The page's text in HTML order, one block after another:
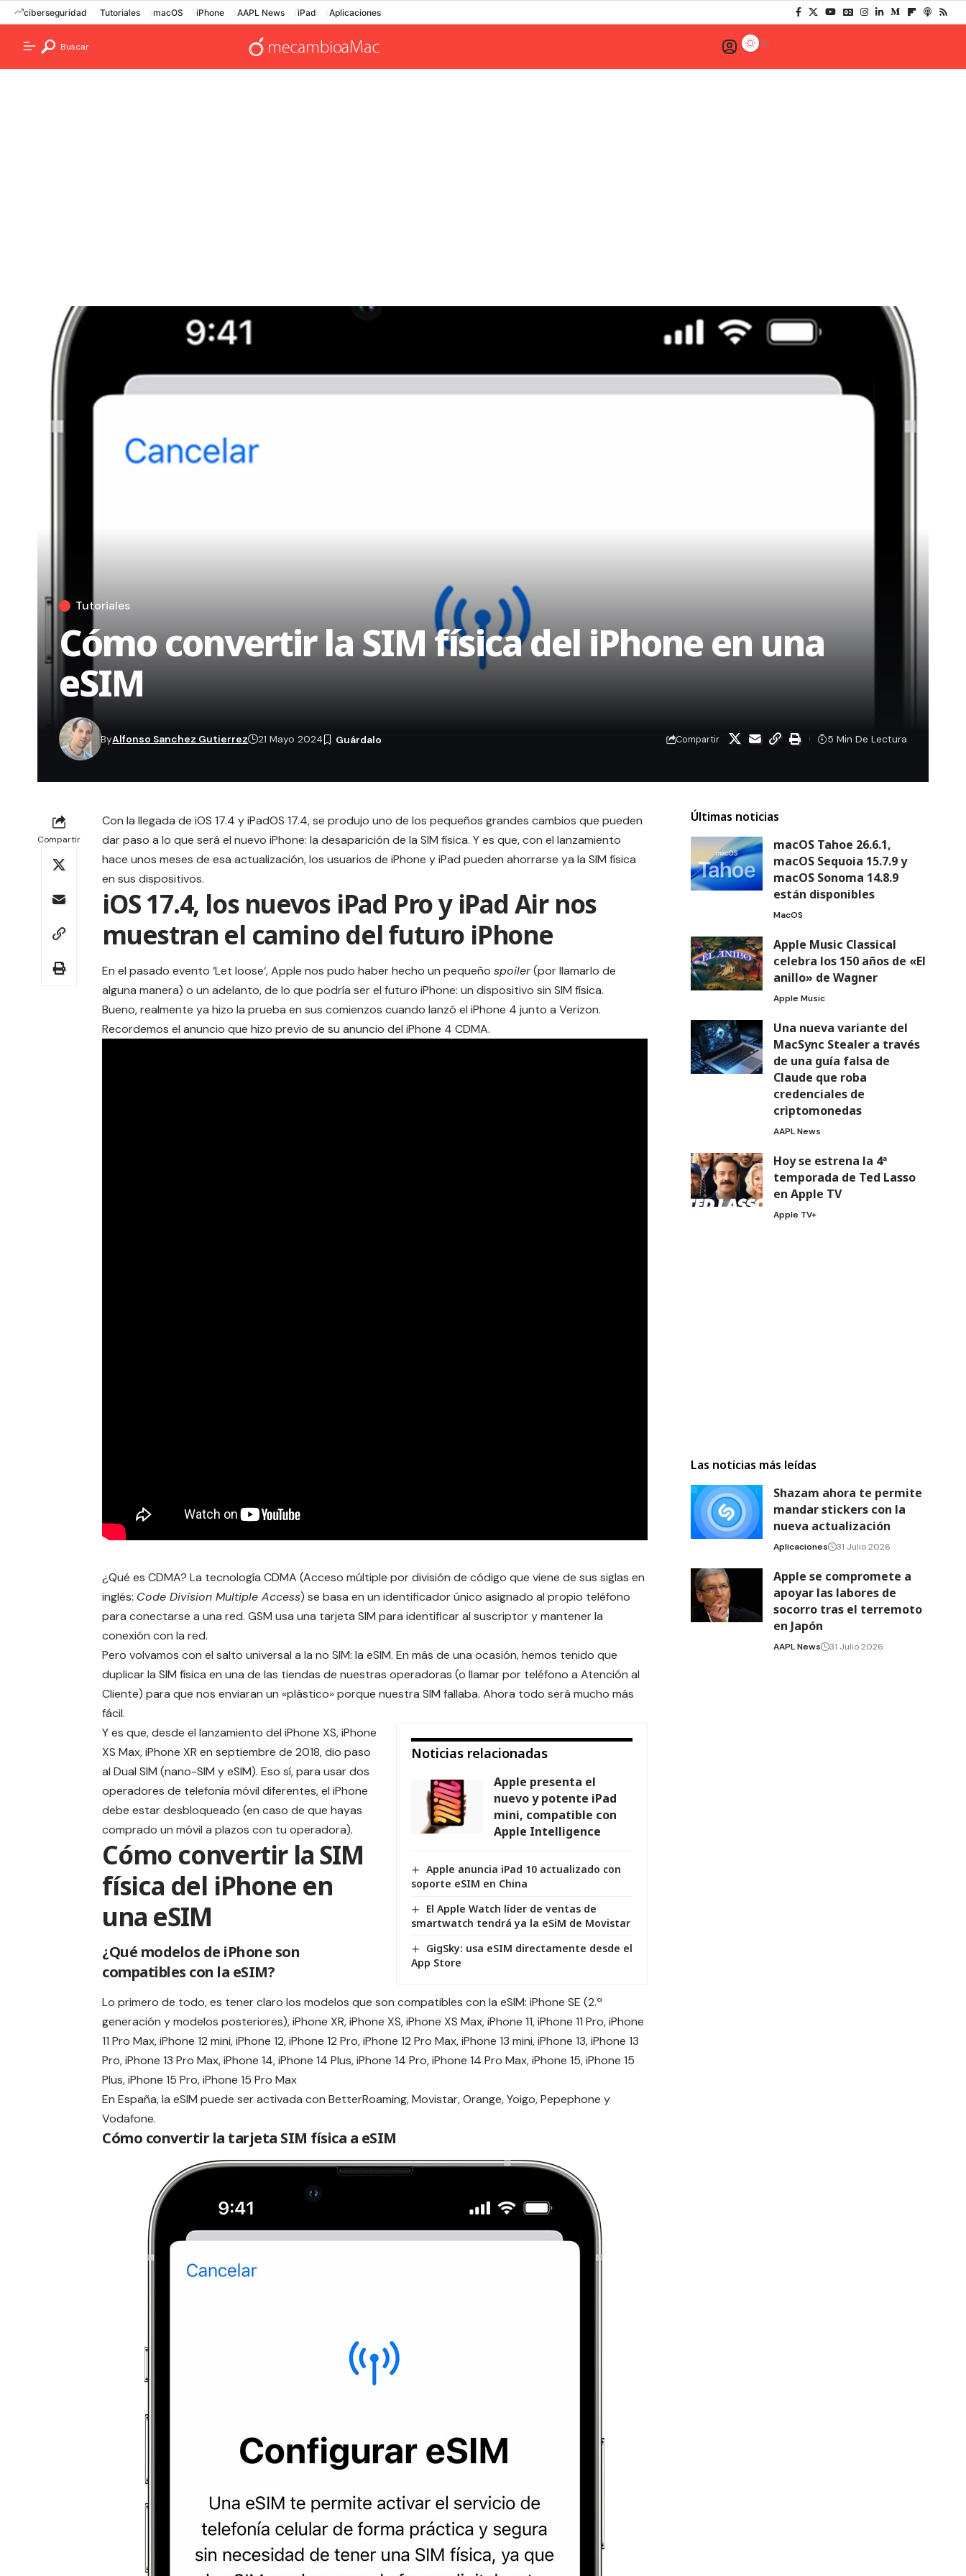
ciberseguridad Tutoriales macOS iPhone AAPL News iPad Aplicaciones
Buscar
Tutoriales
Cómo convertir la SIM física del iPhone en una
eSIM
ByAlfonso Sanchez Gutierrez 21 Mayo 2024 Compartir 5 Min De Lectura
Compartir
Con la llegada de iOS 17.4 y iPadOS 17.4, se produjo uno de los pequeños grandes cambios que pueden
dar paso a lo que será el nuevo iPhone: la desaparición de la SIM física. Y es que, con el lanzamiento
hace unos meses de esa actualización, los usuarios de iPhone y iPad pueden ahorrarse ya la SIM física
en sus dispositivos.
iOS 17.4, los nuevos iPad Pro y iPad Air nos
muestran el camino del futuro iPhone
En el pasado evento ‘Let loose‘, Apple nos pudo haber hecho un pequeño spoiler(por llamarlo de
alguna manera) o un adelanto, de lo que podría ser el futuro iPhone: un dispositivo sin SIM física.
Bueno, realmente ya hizo la prueba en sus comienzos cuando lanzó el iPhone 4 junto a Verizon.
Recordemos el anuncio que hizo previo de su anuncio del iPhone 4 CDMA.
¿Qué es CDMA? La tecnología CDMA (Acceso múltiple por división de código que viene de sus siglas en
inglés: Code Division Multiple Access) se basa en un identificador único asignado al propio teléfono
para conectarse a una red. GSM usa una tarjeta SIM para identificar al suscriptor y mantener la
conexión con la red.
Pero volvamos con el salto universal a la no SIM: la eSIM. En más de una ocasión, hemos tenido que
duplicar la SIM física en una de las tiendas de nuestras operadoras (o llamar por teléfono a Atención al
Cliente) para que nos enviaran un «plástico» porque nuestra SIM fallaba. Ahora todo será mucho más
fácil.
Noticias relacionadas
Apple presenta el
nuevo y potente iPad
mini, compatible con
Apple Intelligence
Apple anuncia iPad 10 actualizado con
soporte eSIM en China
El Apple Watch líder de ventas de
smartwatch tendrá ya la eSiM de Movistar
GigSky: usa eSIM directamente desde el
App Store
Y es que, desde el lanzamiento del iPhone XS, iPhone
XS Max, iPhone XR en septiembre de 2018, dio paso
al Dual SIM (nano-SIM y eSIM). Eso sí, para usar dos
operadores de telefonía móvil diferentes, el iPhone
debe estardesbloqueado (en caso de que hayas
comprado un móvil a plazos con tu operadora).
Cómo convertir la SIM
física del iPhone en
una eSIM
¿Qué modelos de iPhone son
compatibles con la eSIM?
Lo primero de todo, es tener claro los modelos que son compatibles con la eSIM: iPhone SE (2.ª
generación y modelos posteriores), iPhone XR, iPhone XS, iPhone XS Max, iPhone 11, iPhone 11 Pro, iPhone
11 Pro Max, iPhone 12 mini, iPhone 12, iPhone 12 Pro, iPhone 12 Pro Max, iPhone 13 mini, iPhone 13, iPhone 13
Pro, iPhone 13 Pro Max, iPhone 14, iPhone 14 Plus, iPhone 14 Pro, iPhone 14 Pro Max, iPhone 15, iPhone 15
Plus, iPhone 15 Pro, iPhone 15 Pro Max
En España, la eSIM puede ser activada con BetterRoaming,Movistar,Orange,Yoigo,Pepephone y
Vodafone.
Cómo convertir la tarjeta SIM física a eSIM
Últimas noticias
macOS Tahoe 26.6.1,
macOS Sequoia 15.7.9 y
macOS Sonoma 14.8.9
están disponibles
MacOS
Apple Music Classical
celebra los 150 años de «El
anillo» de Wagner
Apple Music
Una nueva variante del
MacSync Stealer a través
de una guía falsa de
Claude que roba
credenciales de
criptomonedas
AAPL News
Hoy se estrena la 4ª
temporada de Ted Lasso
en Apple TV
Apple TV+
Las noticias más leídas
Shazam ahora te permite
mandar stickers con la
nueva actualización
Aplicaciones 31 Julio 2026
Apple se compromete a
apoyar las labores de
socorro tras el terremoto
en Japón
AAPL News 31 Julio 2026